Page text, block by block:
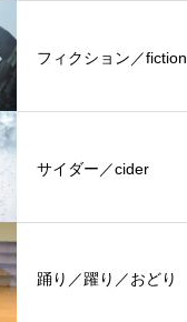
フィクション／fiction
サイダー／cider
踊り／躍り／おどり